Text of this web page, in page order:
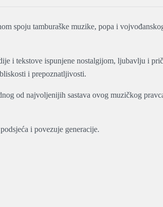
spoju tamburaške muzike, popa i
i tekstove ispunjene nostalgijom, ljubavlju i
i prepoznatljivosti.
od najvoljenijih sastava ovog muzičkog
i povezuje generacije.